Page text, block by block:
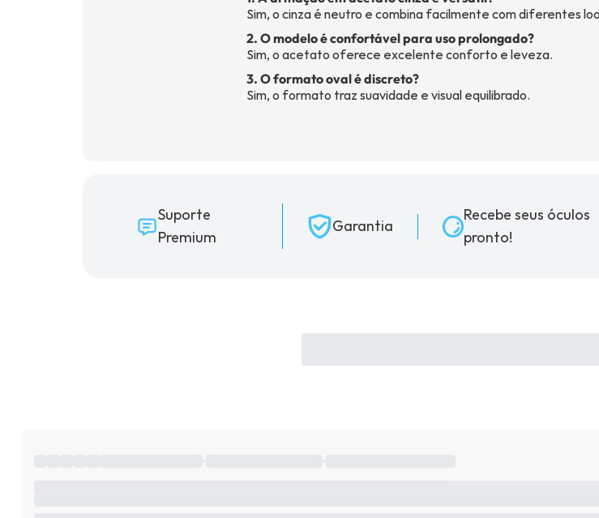
Sim, o cinza é neutro e combina facilmente com diferentes
2. O modelo é confortável para uso prolongado?
Sim, o acetato oferece excelente conforto e leveza.
3. O formato oval é discreto?
Sim, o formato traz suavidade e visual equilibrado.
Suporte
Premium
Garantia
Recebe seus óculos
pronto!